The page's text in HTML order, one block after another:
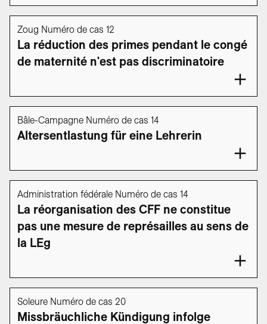
Zoug Numéro de cas 12
La réduction des primes pendant le congé
de maternité n'est pas discriminatoire
Bâle-Campagne Numéro de cas 14
Altersentlastung für eine Lehrerin
Administration fédérale Numéro de cas 14
La réorganisation des CFF ne constitue
pas une mesure de représailles au sens de
la LEg
Soleure Numéro de cas 20
Missbräuchliche Kündigung infolge